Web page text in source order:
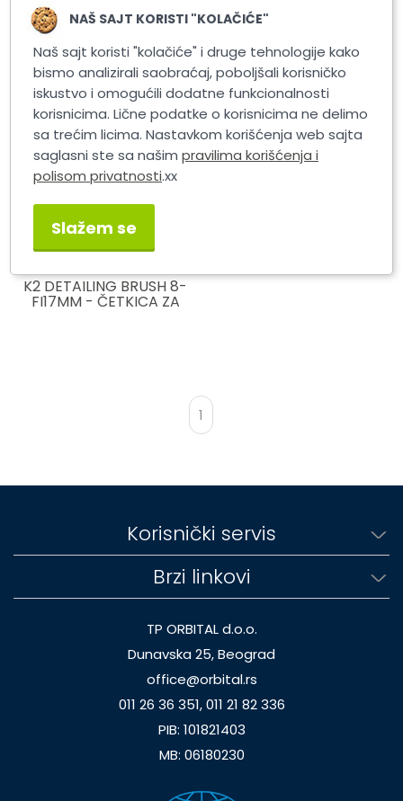
Armor All Krpa za
poliranje
K2 DETAILING BRUSH 16-
31MM ČETKICA ZA
DETAJLING
K2 DETAILING BRUSH 8-
FI17MM - ČETKICA ZA
1
Korisnički servis
Brzi linkovi
TP ORBITAL d.o.o.
Dunavska 25, Beograd
office@orbital.rs
011 26 36 351, 011 21 82 336
PIB: 101821403
MB: 06180230
NAŠ SAJT KORISTI "KOLAČIĆE"
Naš sajt koristi "kolačiće" i druge tehnologije kako
bismo analizirali saobraćaj, poboljšali korisničko
iskustvo i omogućili dodatne funkcionalnosti
korisnicima. Lične podatke o korisnicima ne delimo
sa trećim licima. Nastavkom korišćenja web sajta
saglasni ste sa našimpravilima korišćenja i
polisom privatnosti.xx
Slažem se